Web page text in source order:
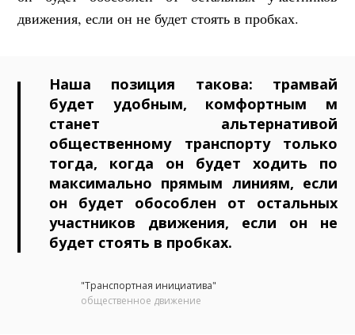
движения, если он не будет стоять в пробках.
Наша позиция такова: трамвай
будет удобным, комфортным м
станет альтернативой
общественному транспорту только
тогда, когда он будет ходить по
максимально прямым линиям, если
он будет обособлен от остальных
участников движения, если он не
будет стоять в пробках.
"Транспортная инициатива"
общественное движение